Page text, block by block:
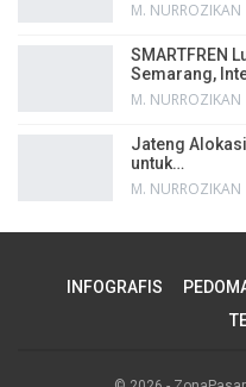
M. NURROZIKAN
SMARTFREN
Semarang,
M. NURROZIKAN
Jateng
untuk…
M. NURROZIKAN
INFOGRAFIS